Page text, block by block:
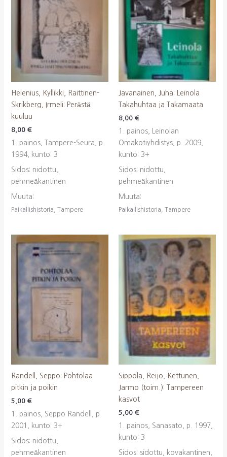
Helenius, Kyllikki, Raittinen-
Skrikberg, Irmeli: Perästä
kuuluu
8,00 €
1. painos, Tampere-Seura, p.
1994, kunto: 3
Sidos: nidottu,
pehmeäkantinen
Muuta:
Paikallishistoria, Tampere
Javanainen, Juha: Leinola
Takahuhtaa ja Takamaata
8,00 €
1. painos, Leinolan
Omakotiyhdistys, p. 2009,
kunto: 3+
Sidos: nidottu,
pehmeäkantinen
Muuta:
Paikallishistoria, Tampere
Randell, Seppo: Pohtolaa
pitkin ja poikin
5,00 €
1. painos, Seppo Randell, p.
2001, kunto: 3+
Sidos: nidottu,
pehmeäkantinen
Sippola, Reijo, Kettunen,
Jarmo (toim.): Tampereen
kasvot
5,00 €
1. painos, Sanasato, p. 1997,
kunto: 3
Sidos: sidottu, kovakantinen,